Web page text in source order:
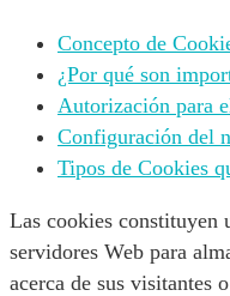
Concepto de
¿Por qué son
Autorización para
Configuración del
Tipos de Cookies
Las cookies constituyen
servidores Web para
acerca de sus visitantes